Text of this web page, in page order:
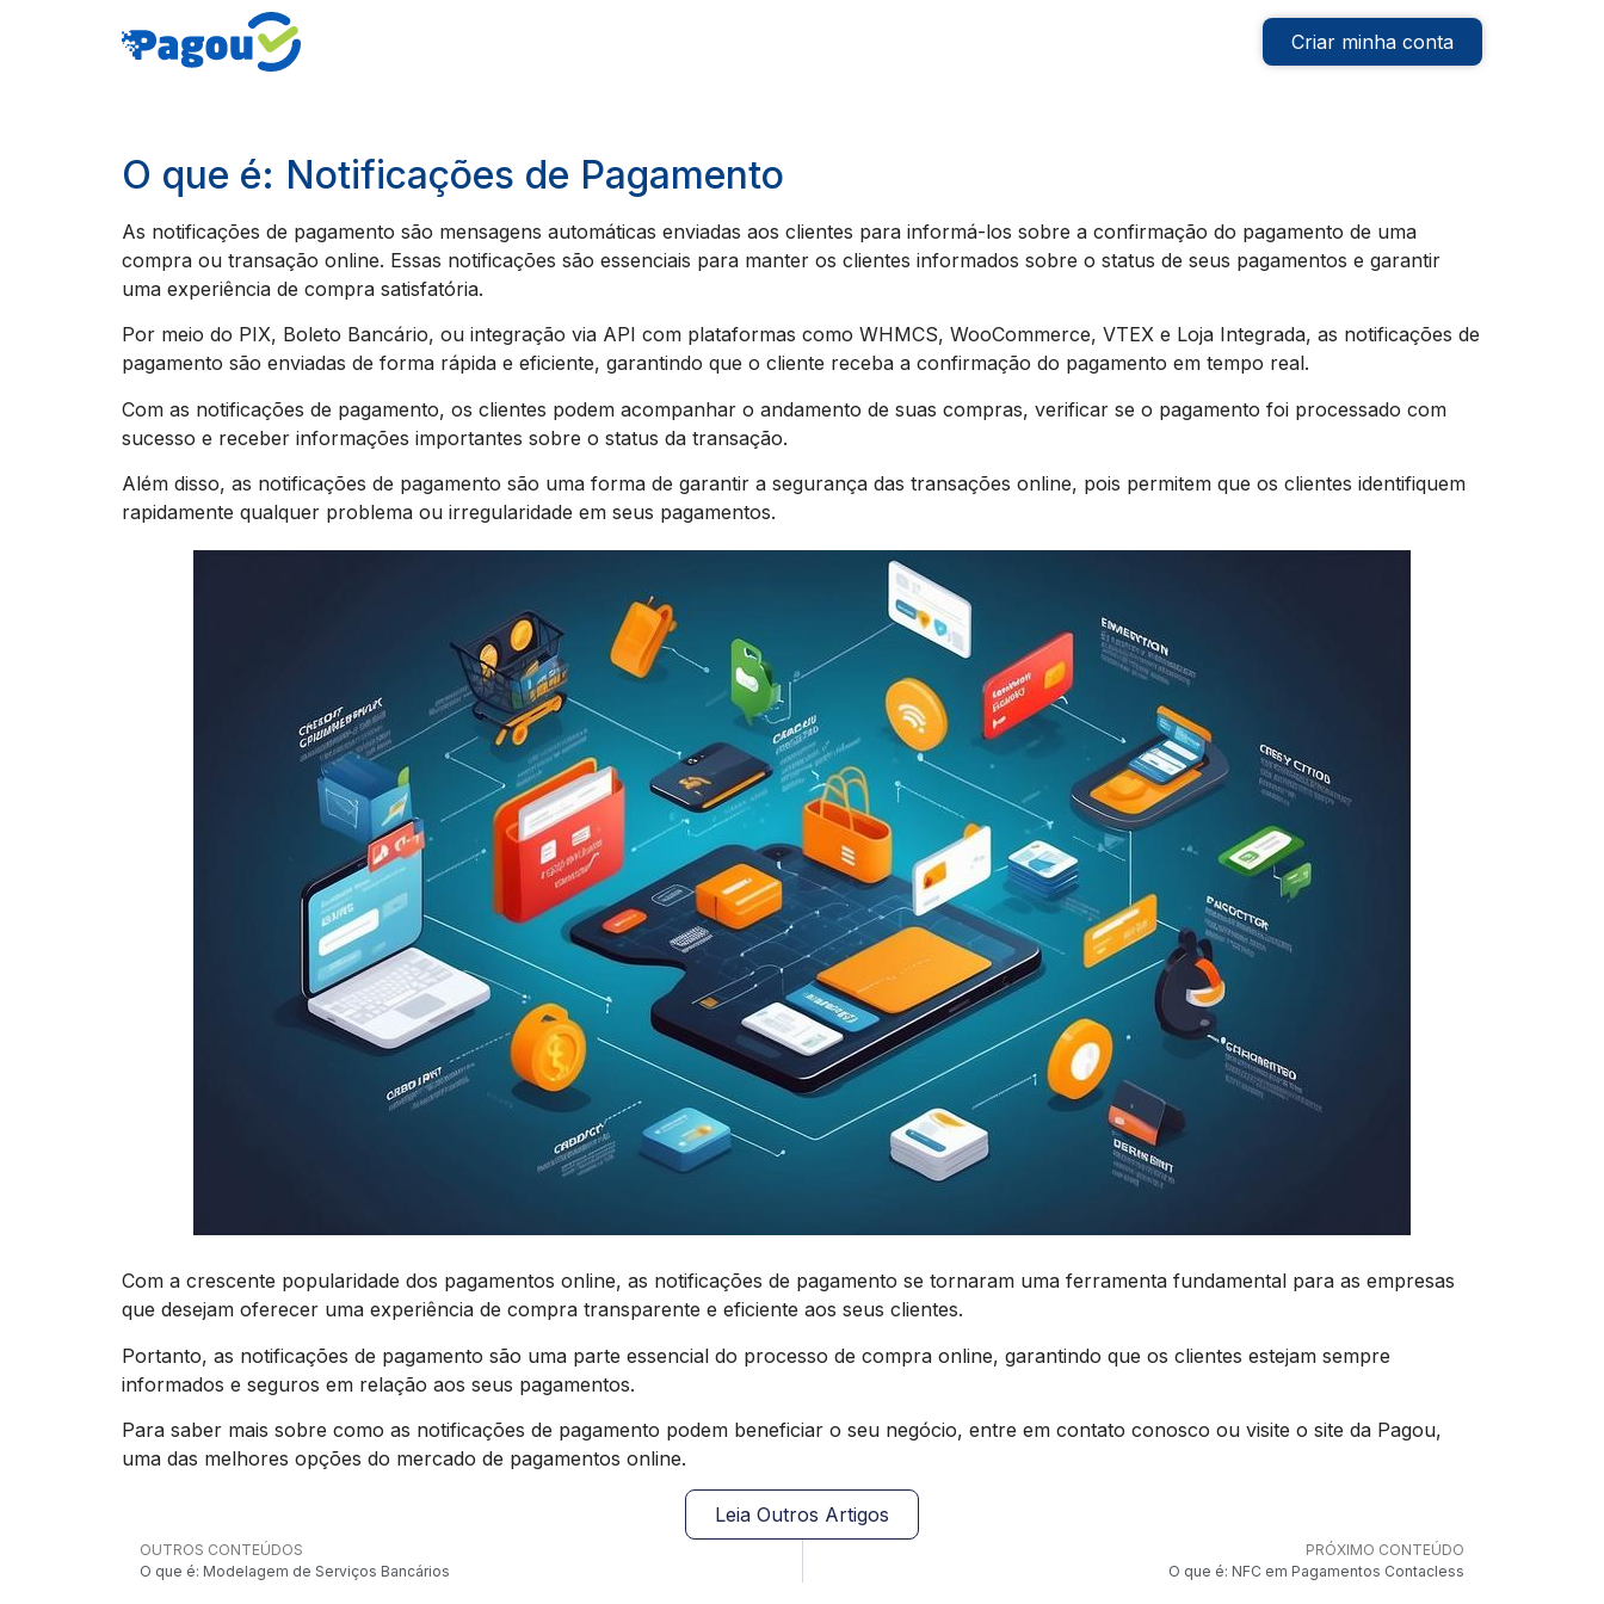
Criar minha conta
O que é: Notificações de Pagamento
As notificações de pagamento são mensagens automáticas enviadas aos clientes para informá-los sobre a confirmação do pagamento de uma
compra ou transação online. Essas notificações são essenciais para manter os clientes informados sobre o status de seus pagamentos e garantir
uma experiência de compra satisfatória.
Por meio do PIX, Boleto Bancário, ou integração via API com plataformas como WHMCS, WooCommerce, VTEX e Loja Integrada, as notificações de
pagamento são enviadas de forma rápida e eficiente, garantindo que o cliente receba a confirmação do pagamento em tempo real.
Com as notificações de pagamento, os clientes podem acompanhar o andamento de suas compras, verificar se o pagamento foi processado com
sucesso e receber informações importantes sobre o status da transação.
Além disso, as notificações de pagamento são uma forma de garantir a segurança das transações online, pois permitem que os clientes identifiquem
rapidamente qualquer problema ou irregularidade em seus pagamentos.
Com a crescente popularidade dos pagamentos online, as notificações de pagamento se tornaram uma ferramenta fundamental para as empresas
que desejam oferecer uma experiência de compra transparente e eficiente aos seus clientes.
Portanto, as notificações de pagamento são uma parte essencial do processo de compra online, garantindo que os clientes estejam sempre
informados e seguros em relação aos seus pagamentos.
Para saber mais sobre como as notificações de pagamento podem beneficiar o seu negócio, entre em contato conosco ou visite o site da Pagou,
uma das melhores opções do mercado de pagamentos online.
Leia Outros Artigos
OUTROS CONTEÚDOS
O que é: Modelagem de Serviços Bancários
PRÓXIMO CONTEÚDO
O que é: NFC em Pagamentos Contacless